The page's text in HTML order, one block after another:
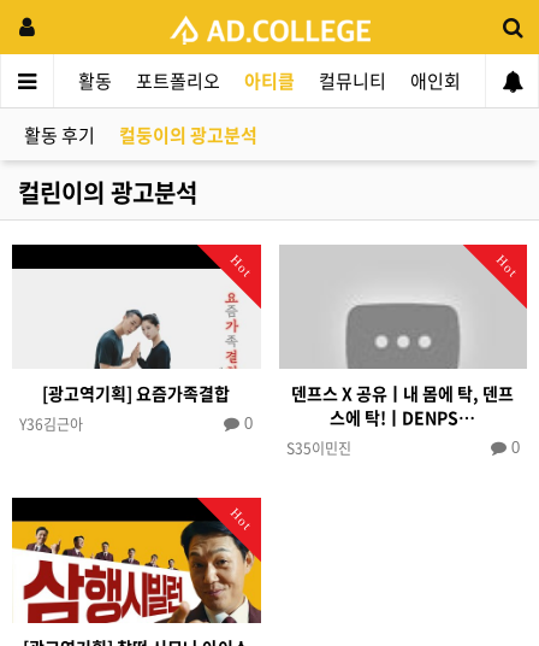
리지 활동 포트폴리오 아티클 컬뮤니티 애인회 신입
활동 후기 컬둥이의 광고분석
컬린이의 광고분석
Hot
[광고역기획] 요즘가족결합
Y36김근아 0
Hot
덴프스 X 공유ㅣ내 몸에 탁, 덴프
스에 탁!ㅣDENPS…
S35이민진 0
Hot